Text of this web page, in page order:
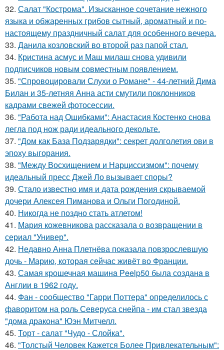
32. Салат "Кострома". Изысканное сочетание нежного
языка и обжаренных грибов сытный, ароматный и по-
настоящему праздничный салат для особенного вечера.
33. Данила козловский во второй раз папой стал.
34. Кристина асмус и Маш милаш снова удивили
подписчиков новым совместным появлением.
35. "Спровоцировали Слухи о Романе" - 44-летний Дима
Билан и 35-летняя Анна асти смутили поклонников
кадрами свежей фотосессии.
36. "Работа над Ошибками": Анастасия Костенко снова
легла под нож ради идеального декольте.
37. "Дом как База Подзарядки": секрет долголетия ови в
эпоху выгорания.
38. "Между Восхищением и Нарциссизмом": почему
идеальный пресс Джей Ло вызывает споры?
39. Стало известно имя и дата рождения скрываемой
дочери Алексея Пиманова и Ольги Погодиной.
40. Никогда не поздно стать атлетом!
41. Мария кожевникова рассказала о возвращении в
сериал "Универ".
42. Недавно Анна Плетнёва показала повзрослевшую
дочь - Марию, которая сейчас живёт во Франции.
43. Самая крошечная машинa Peelp50 была созданa в
Англии в 1962 году.
44. Фан - сообщество "Гарри Поттера" определилось с
фаворитом на роль Северуса снейпа - им стал звезда
"дома дракона" Юэн Митчелл.
45. Торт - салат "Чудо - Слойка".
46. "Толстый Человек Кажется Более Привлекательным":